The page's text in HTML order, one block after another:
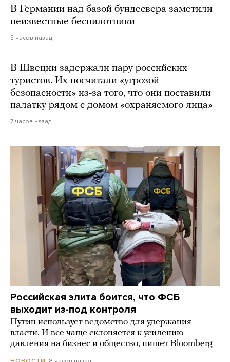
В Германии над базой бундесвера заметили
неизвестные беспилотники
5 часов назад
В Швеции задержали пару российских
туристов. Их посчитали «угрозой
безопасности» из-за того, что они поставили
палатку рядом с домом «охраняемого лица»
7 часов назад
Российская элита боится, что ФСБ
выходит из-под контроля
Путин использует ведомство для удержания
власти. И все чаще склоняется к усилению
давления на бизнес и общество, пишет Bloomberg